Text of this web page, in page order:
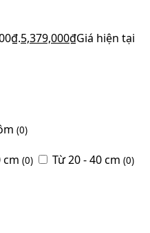
5,379,000₫Giá hiện tại
(0)
cm (0) Từ 20 - 40 cm (0)